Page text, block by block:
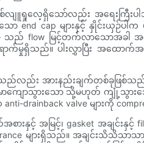
လျူရှုလေ့ရှိသော်လည်း အရေးကြီ
cap များနှင့် နှိုင်းယှဉ်ပါ
— သည် flow မြင့်တက်လာသော
ည်။ ပါးလွှာပြီး အထောက်အပံ့မပ
းသည်လည်း အားနည်းချက်တစ်ခုဖ
ာကျောသွားသော သို့မဟုတ် ကျုံ့သွား
valve များကို
ားနှင့် အမြင့်၊ gasket အချ
များရှိသည်။ အချင်းသိသိသာ